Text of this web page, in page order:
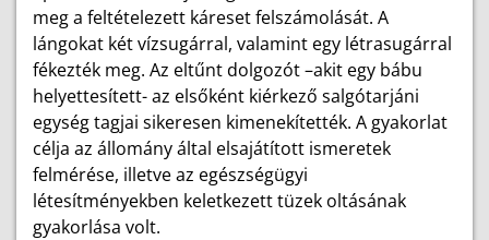
meg a feltételezett káreset felszámolását. A
lángokat két vízsugárral, valamint egy létrasugárral
fékezték meg. Az eltűnt dolgozót –akit egy bábu
helyettesített- az elsőként kiérkező salgótarjáni
egység tagjai sikeresen kimenekítették. A gyakorlat
célja az állomány által elsajátított ismeretek
felmérése, illetve az egészségügyi
létesítményekben keletkezett tüzek oltásának
gyakorlása volt.